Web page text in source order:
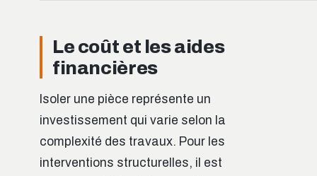
Le coût et les aides
financières
Isoler une pièce représente un
investissement qui varie selon la
complexité des travaux. Pour les
interventions structurelles, il est